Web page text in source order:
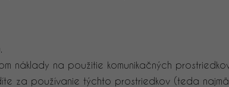
náklady na použitie komunikačných
za používanie týchto prostriedkov (teda